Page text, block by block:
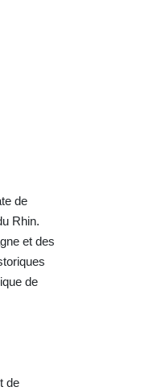
de
Rhin.
et des
de
de